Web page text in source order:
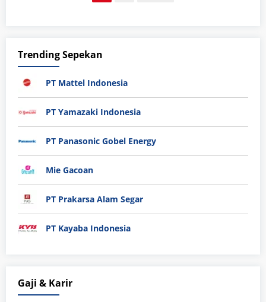
Trending Sepekan
PT Mattel Indonesia
PT Yamazaki Indonesia
PT Panasonic Gobel Energy
Mie Gacoan
PT Prakarsa Alam Segar
PT Kayaba Indonesia
Gaji & Karir